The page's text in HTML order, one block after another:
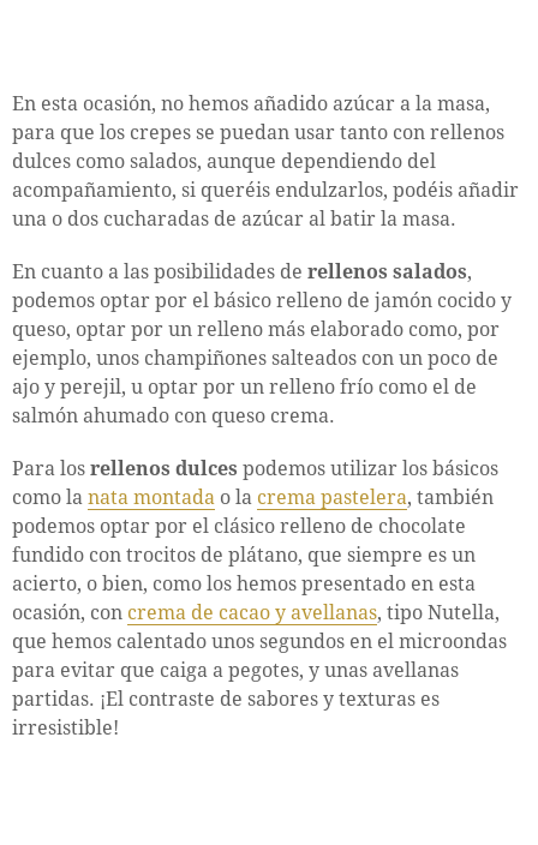
En esta ocasión, no hemos añadido azúcar a la masa,
para que los crepes se puedan usar tanto con rellenos
dulces como salados, aunque dependiendo del
acompañamiento, si queréis endulzarlos, podéis añadir
una o dos cucharadas de azúcar al batir la masa.
En cuanto a las posibilidades de rellenos salados,
podemos optar por el básico relleno de jamón cocido y
queso, optar por un relleno más elaborado como, por
ejemplo, unos champiñones salteados con un poco de
ajo y perejil, u optar por un relleno frío como el de
salmón ahumado con queso crema.
Para los rellenos dulces podemos utilizar los básicos
como la nata montada o la crema pastelera, también
podemos optar por el clásico relleno de chocolate
fundido con trocitos de plátano, que siempre es un
acierto, o bien, como los hemos presentado en esta
ocasión, con crema de cacao y avellanas, tipo Nutella,
que hemos calentado unos segundos en el microondas
para evitar que caiga a pegotes, y unas avellanas
partidas. ¡El contraste de sabores y texturas es
irresistible!